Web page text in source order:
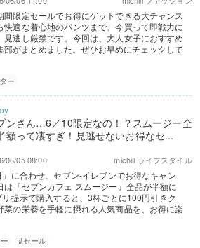
間限定セールでお得にゲットできる大チャンス
適な着心地のパンツまで、今買って即戦力に
逃し厳禁です。今回は、大人女子におすすめ
がまとめました。ぜひお早めにチェックして
ー
ンさん…6／10限定なの！？スムージー全
額って凄すぎ！見逃せないお得なセ...
michill ライフスタイル
06/05 08:00
に合わせ、セブン‐イレブンでお得なキャン
『セブンカフェ スムージー』全品が半額に
提示で購入すると、3杯ごとに100円引きク
の栄養を手軽に摂れる人気商品を、お得に楽
#セール